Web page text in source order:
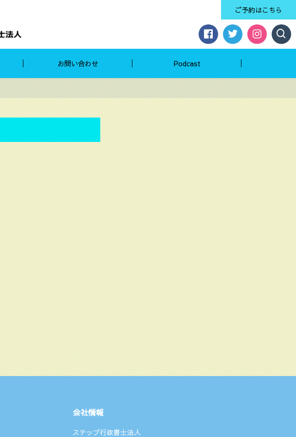
ご予約はこちら
お問い合わせ Podcast
会社情報
ステップ行政書士法人